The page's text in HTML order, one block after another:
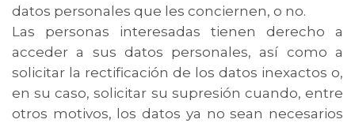
datos personales que les conciernen, o no.
Las personas interesadas tienen derecho a
acceder a sus datos personales, así como a
solicitar la rectificación de los datos inexactos o,
en su caso, solicitar su supresión cuando, entre
otros motivos, los datos ya no sean necesarios